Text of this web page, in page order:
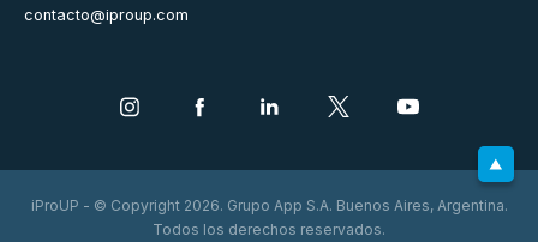
contacto@iproup.com
iProUP - © Copyright 2026. Grupo App S.A. Buenos Aires, Argentina.
Todos los derechos reservados.